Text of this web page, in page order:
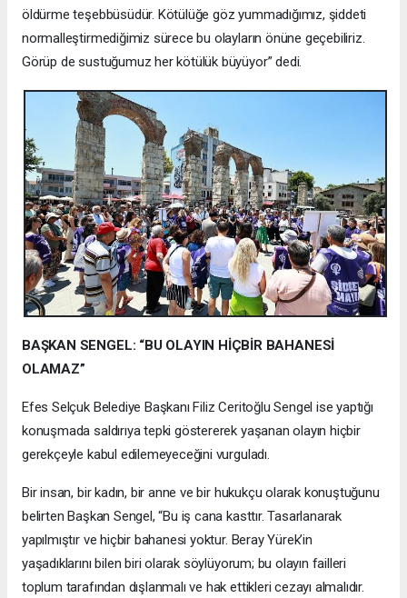
öldürme teşebbüsüdür. Kötülüğe göz yummadığımız, şiddeti
normalleştirmediğimiz sürece bu olayların önüne geçebiliriz.
Görüp de sustuğumuz her kötülük büyüyor” dedi.
BAŞKAN SENGEL: “BU OLAYIN HİÇBİR BAHANESİ
OLAMAZ”
Efes Selçuk Belediye Başkanı Filiz Ceritoğlu Sengel ise yaptığı
konuşmada saldırıya tepki göstererek yaşanan olayın hiçbir
gerekçeyle kabul edilemeyeceğini vurguladı.
Bir insan, bir kadın, bir anne ve bir hukukçu olarak konuştuğunu
belirten Başkan Sengel, “Bu iş cana kasttır. Tasarlanarak
yapılmıştır ve hiçbir bahanesi yoktur. Beray Yürek’in
yaşadıklarını bilen biri olarak söylüyorum; bu olayın failleri
toplum tarafından dışlanmalı ve hak ettikleri cezayı almalıdır.